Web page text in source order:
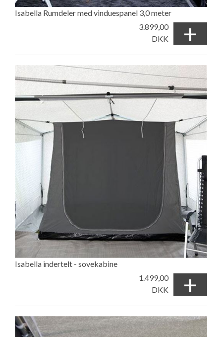
Isabella Rumdeler med vinduespanel 3,0 meter
3.899,00
DKK
+
Isabella indertelt - sovekabine
1.499,00
DKK
+